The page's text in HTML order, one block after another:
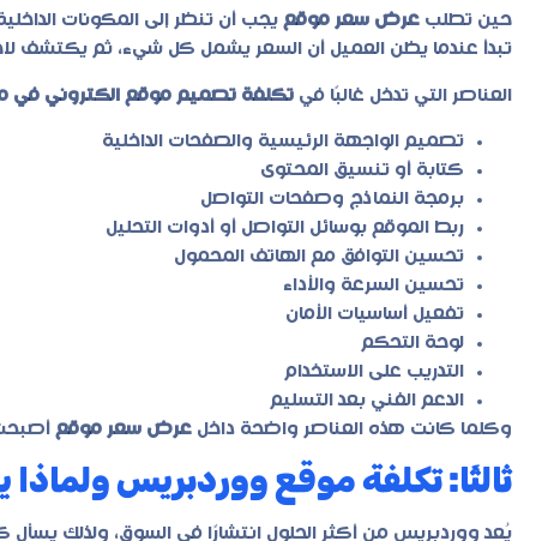
حين تطلب عرض سعر موقع يجب أن تنظر إلى المكونات
تبدأ عندما يظن العميل أن السعر يشمل كل شيء، ثم يكتشف
العناصر التي تدخل غالبًا في تكلفة تصميم موقع الكتروني في
تصميم الواجهة الرئيسية والصفحات الداخلية
كتابة أو تنسيق المحتوى
برمجة النماذج وصفحات التواصل
ربط الموقع بوسائل التواصل أو أدوات التحليل
تحسين التوافق مع الهاتف المحمول
تحسين السرعة والأداء
تفعيل أساسيات الأمان
لوحة التحكم
التدريب على الاستخدام
الدعم الفني بعد التسليم
وكلما كانت هذه العناصر واضحة داخل عرض سعر موقع
ثالثًا: تكلفة موقع ووردبريس ولماذا
يُعد ووردبريس من أكثر الحلول انتشارًا في السوق، ولذلك